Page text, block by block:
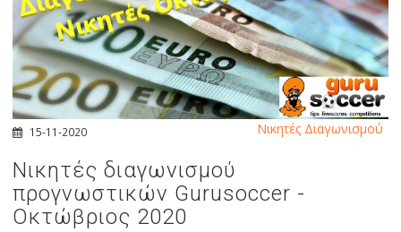
15-11-2020
Νικητές διαγωνισμού
προγνωστικών Gurusoccer -
Οκτώβριος 2020
Νικητές Διαγωνισμού